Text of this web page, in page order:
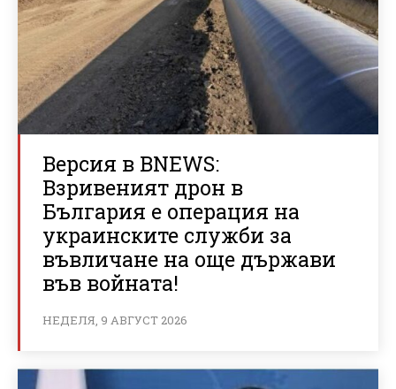
Версия в BNEWS:
Взривеният дрон в
България е операция на
украинските служби за
въвличане на още държави
във войната!
НЕДЕЛЯ, 9 АВГУСТ 2026